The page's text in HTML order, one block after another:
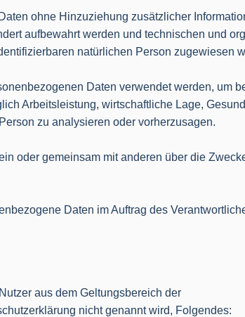
ohne Hinzuziehung zusätzlicher
aufbewahrt werden und technischen und
natürlichen Person zugewiesen
Daten verwendet werden, um
Arbeitsleistung, wirtschaftliche Lage,
zu analysieren oder vorherzusagen.
oder gemeinsam mit anderen über die
Daten im Auftrag des
aus dem Geltungsbereich der
nicht genannt wird, Folgendes: